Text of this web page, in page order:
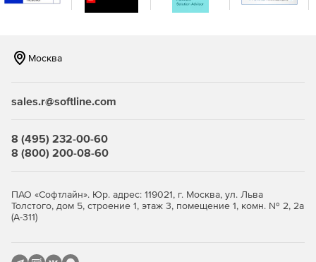
интеграцию.
Москва
sales.r@softline.com
8 (495) 232-00-60
8 (800) 200-08-60
ПАО «Софтлайн». Юр. адрес: 119021, г. Москва, ул. Льва
Толстого, дом 5, строение 1, этаж 3, помещение 1, комн. № 2, 2а
(А-311)